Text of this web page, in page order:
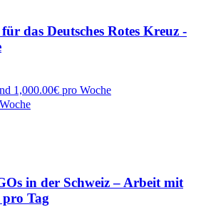
das Deutsches Rotes Kreuz -
1,000.00€ pro Woche
in der Schweiz – Arbeit mit
Tag